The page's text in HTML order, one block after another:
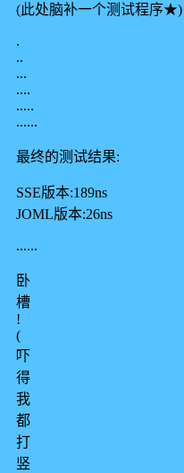
(此处脑补一个测试程序★)
.
..
...
....
.....
......
最终的测试结果:
SSE版本:189ns
JOML版本:26ns
......
卧
槽
!
(
吓
得
我
都
打
竖